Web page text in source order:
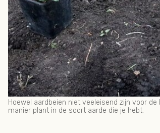
Hoewel aardbeien niet veeleisend zijn voor
manier plant in de soort aarde die je hebt.